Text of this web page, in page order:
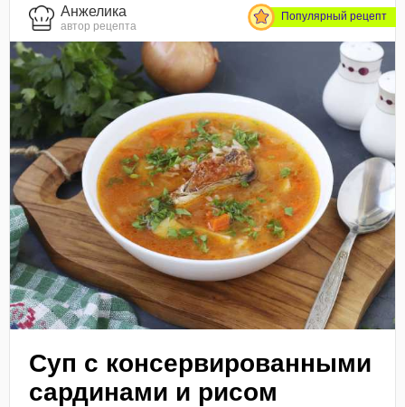
Анжелика
автор рецепта
Популярный рецепт
Суп с консервированными
сардинами и рисом